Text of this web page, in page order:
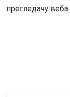
прегледачу